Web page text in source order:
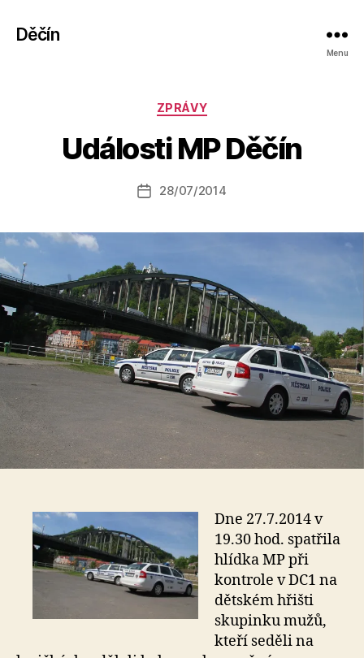
Děčín
Menu
Rubriky
ZPRÁVY
Události MP Děčín
Autor
příspěvku
t
o
a
Datum
28/07/2014
Dne 27.7.2014 v
19.30 hod. spatřila
hlídka MP při
kontrole v DC1 na
dětském hřišti
skupinku mužů,
kteří seděli na